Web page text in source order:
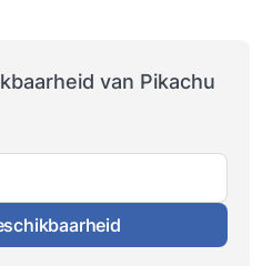
van Pikachu